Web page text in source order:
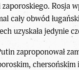
Rosja
cały obwód
uzyskała jedynie
zaproponował